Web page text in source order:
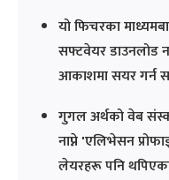
यो फिचरका
सफ्टवेयर डाउनलोड
आकाशमा सयर गर्न
गुगल अर्थको वेब
नाप्ने 'एलिभेसन
लेयरहरू पनि